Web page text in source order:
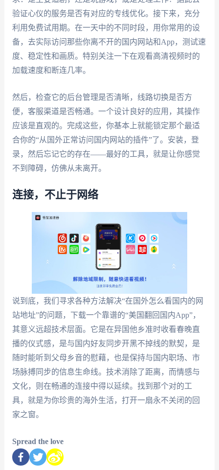
验证心仪的服务是否有对应的专线优化。接下来，充分
利用免费试用期。在一天中的不同时段，用你常用的设
备，去实际访问那些你离不开的国内网站和App，测试速
度、稳定性和画质。特别关注一下在观看高清视频时的
加载速度和断连几率。
然后，检查它的后台管理是否清晰，线路切换是否方
便，客服渠道是否畅通。一个设计良好的应用，其操作
应该是直观的。完成这些，你基本上就能锁定那个最适
合你的“从国外正常访问国内网站的插件”了。安装，登
录，然后忘记它的存在——最好的工具，就是让你感觉
不到障碍，仿佛从未离开。
连接，不止于网络
说到底，我们寻求各种方法解决“在国外怎么看国内的网
站地址”的问题，下载一个靠谱的“美国翻回国内App”，
其意义远超技术层面。它是在异国他乡准时收看春晚直
播的仪式感，是与国内好友同步开黑不掉线的默契，是
随时能听到父母乡音的慰藉，也是保持与国内职场、市
场脉搏同步的信息生命线。技术消除了距离，而情感与
文化，则在畅通的连接中得以延续。找到那个对的工
具，就是为你珍贵的海外生活，打开一扇永不关闭的回
家之窗。
Spread the love